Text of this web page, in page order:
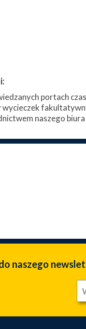
portach
naszego
naszego